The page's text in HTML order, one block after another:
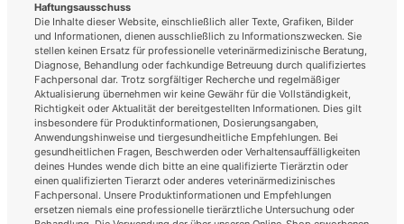
Haftungsausschuss
Die Inhalte dieser Website, einschließlich aller Texte, Grafiken, Bilder
und Informationen, dienen ausschließlich zu Informationszwecken. Sie
stellen keinen Ersatz für professionelle veterinärmedizinische Beratung,
Diagnose, Behandlung oder fachkundige Betreuung durch qualifiziertes
Fachpersonal dar. Trotz sorgfältiger Recherche und regelmäßiger
Aktualisierung übernehmen wir keine Gewähr für die Vollständigkeit,
Richtigkeit oder Aktualität der bereitgestellten Informationen. Dies gilt
insbesondere für Produktinformationen, Dosierungsangaben,
Anwendungshinweise und tiergesundheitliche Empfehlungen. Bei
gesundheitlichen Fragen, Beschwerden oder Verhaltensauffälligkeiten
deines Hundes wende dich bitte an eine qualifizierte Tierärztin oder
einen qualifizierten Tierarzt oder anderes veterinärmedizinisches
Fachpersonal. Unsere Produktinformationen und Empfehlungen
ersetzen niemals eine professionelle tierärztliche Untersuchung oder